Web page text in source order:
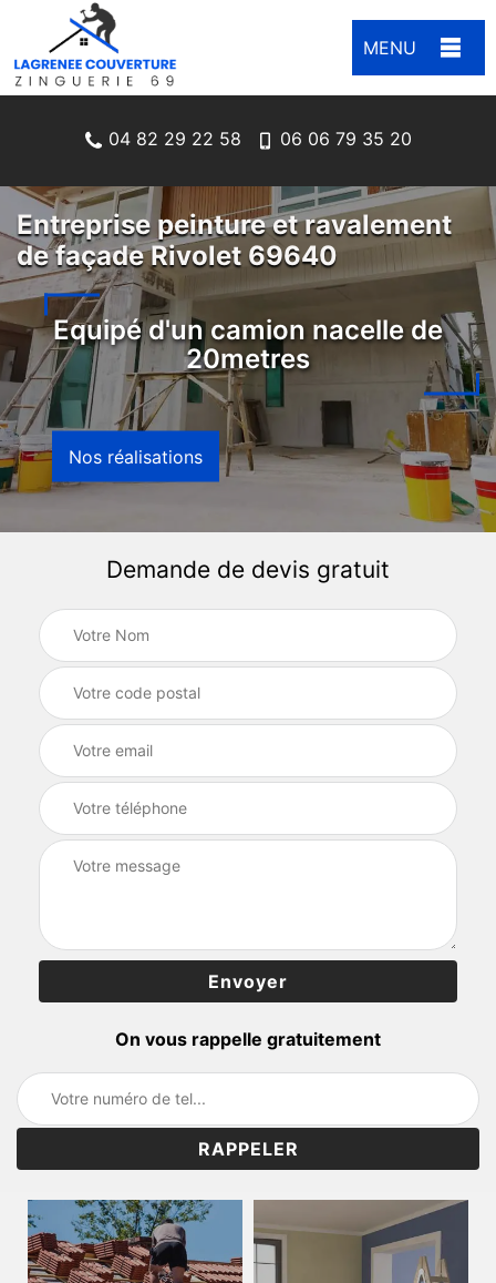
MENU
04 82 29 22 58 06 06 79 35 20
Entreprise peinture et ravalement
de façade Rivolet 69640
Equipé d'un camion nacelle de
20metres
Nos réalisations
Demande de devis gratuit
On vous rappelle gratuitement